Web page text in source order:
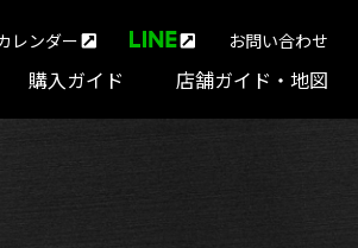
購入ガイド 店舗ガイド・地図
レンダー お問い合わせ